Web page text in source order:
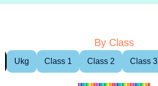
By Class
Ukg Class 1 Class 2 Class 3